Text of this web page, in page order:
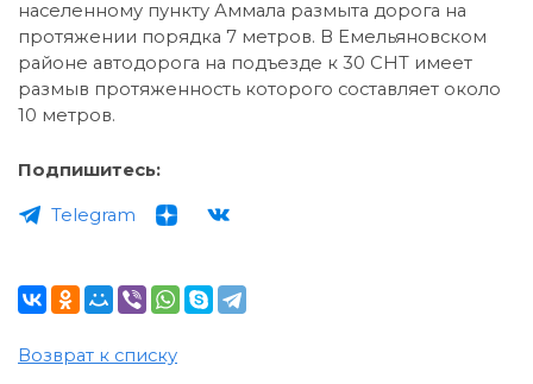
населенному пункту Аммала размыта дорога на
протяжении порядка 7 метров. В Емельяновском
районе автодорога на подъезде к 30 СНТ имеет
размыв протяженность которого составляет около
10 метров.
Подпишитесь:
Telegram
Возврат к списку